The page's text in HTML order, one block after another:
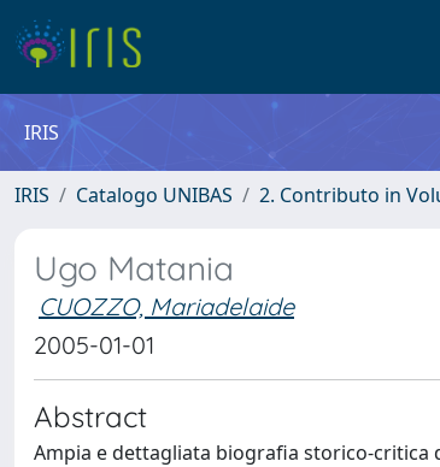
IRIS
IRIS Catalogo UNIBAS 2. Contributo in
Ugo Matania
CUOZZO, Mariadelaide
2005-01-01
Abstract
Ampia e dettagliata biografia storico-critica